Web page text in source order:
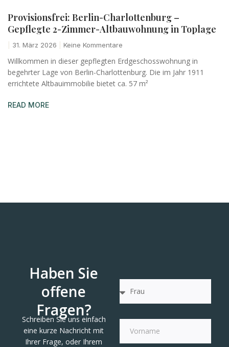
Provisionsfrei: Berlin-Charlottenburg –
Gepflegte 2-Zimmer-Altbauwohnung in Toplage
31. März 2026 Keine Kommentare
Willkommen in dieser gepflegten Erdgeschosswohnung in
begehrter Lage von Berlin-Charlottenburg. Die im Jahr 1911
errichtete Altbauimmobilie bietet ca. 57 m²
READ MORE
Haben Sie
offene
Fragen?
Schreiben Sie uns einfach
eine kurze Nachricht mit
Ihrer Frage, oder Ihrem